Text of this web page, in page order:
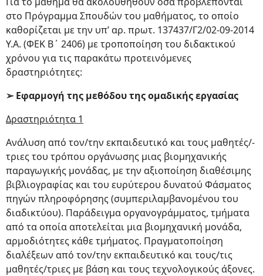
στο Πρόγραμμα Σπουδών του μαθήματος, το οποίο
καθορίζεται με την υπ’ αρ. πρωτ. 137437/Γ2/02-09-2014
Υ.Α. (ΦΕΚ Β΄ 2406) με τροποποίηση του διδακτικού
χρόνου για τις παρακάτω προτεινόμενες
δραστηριότητες:
➢ Εφαρμογή της μεθόδου της ομαδικής εργασίας
Δραστηριότητα 1
Ανάλυση από τον/την εκπαιδευτικό και τους μαθητές/-
τριες του τρόπου οργάνωσης μιας βιομηχανικής
παραγωγικής μονάδας, με την αξιοποίηση διαθέσιμης
βιβλιογραφίας και του ευρύτερου δυνατού Φάσματος
πηγών πληροφόρησης (συμπεριλαμβανομένου του
διαδικτύου). Παράδειγμα οργανογράμματος, τμήματα
από τα οποία αποτελείται μια βιομηχανική μονάδα,
αρμοδιότητες κάθε τμήματος. Πραγματοποίηση
διαλέξεων από τον/την εκπαιδευτικό και τους/τις
μαθητές/τριες με βάση και τους τεχνολογικούς άξονες.